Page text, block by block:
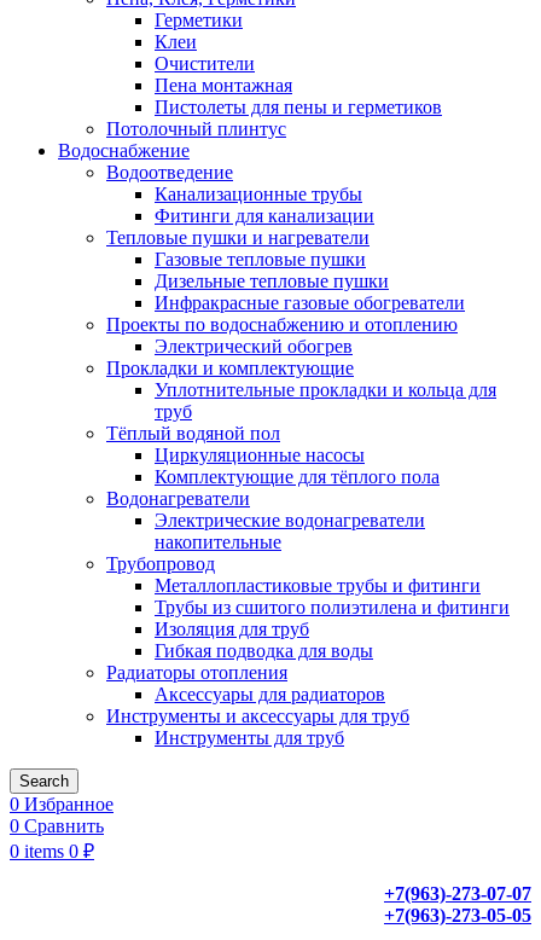
Герметики
Клеи
Очистители
Пена монтажная
Пистолеты для пены и герметиков
Потолочный плинтус
Водоснабжение
Водоотведение
Канализационные трубы
Фитинги для канализации
Тепловые пушки и нагреватели
Газовые тепловые пушки
Дизельные тепловые пушки
Инфракрасные газовые обогреватели
Проекты по водоснабжению и отоплению
Электрический обогрев
Прокладки и комплектующие
Уплотнительные прокладки и кольца для
труб
Тёплый водяной пол
Циркуляционные насосы
Комплектующие для тёплого пола
Водонагреватели
Электрические водонагреватели
накопительные
Трубопровод
Металлопластиковые трубы и фитинги
Трубы из сшитого полиэтилена и фитинги
Изоляция для труб
Гибкая подводка для воды
Радиаторы отопления
Аксессуары для радиаторов
Инструменты и аксессуары для труб
Инструменты для труб
Search
0 Избранное
0 Сравнить
0 items 0 ₽
+7(963)-273-07-07
+7(963)-273-05-05